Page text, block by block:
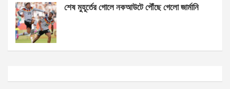
শেষ মুহূর্তের গোলে নকআউটে পৌঁছে গেলো জার্মানি